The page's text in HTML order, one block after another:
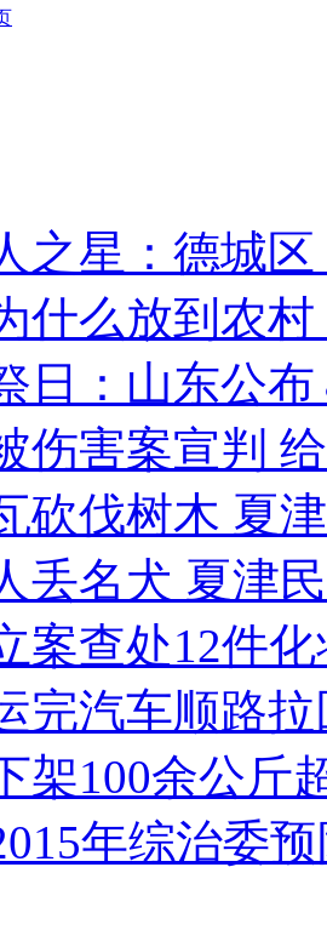
之星：德城
什么放到农
日：山东公
伤害案宣判
砍伐树木 夏
丢名犬 夏津
案查处12件
完汽车顺路
架100余公斤
年综治委